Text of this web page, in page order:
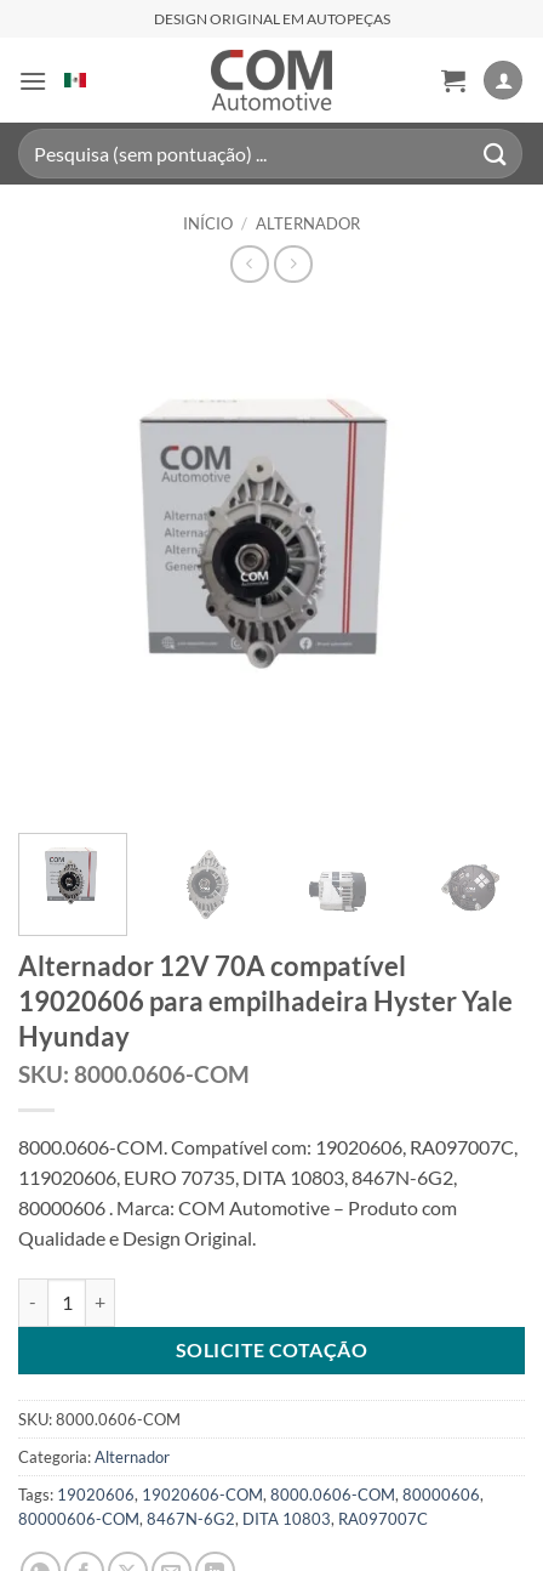
content
DESIGN ORIGINAL EM AUTOPEÇAS
Pesquisar
por:
INÍCIO / ALTERNADOR
Alternador 12V 70A compatível
19020606 para empilhadeira Hyster Yale
Hyunday
SKU: 8000.0606-COM
8000.0606-COM. Compatível com: 19020606, RA097007C,
119020606, EURO 70735, DITA 10803, 8467N-6G2,
80000606 . Marca: COM Automotive – Produto com
Qualidade e Design Original.
SOLICITE COTAÇÃO
SKU:8000.0606-COM
Categoria:Alternador
Tags: 19020606, 19020606-COM, 8000.0606-COM, 80000606,
80000606-COM, 8467N-6G2, DITA 10803, RA097007C